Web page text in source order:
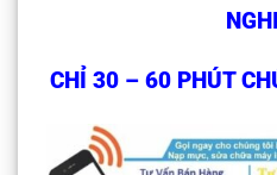
CHỈ 30 – 60 PHÚT